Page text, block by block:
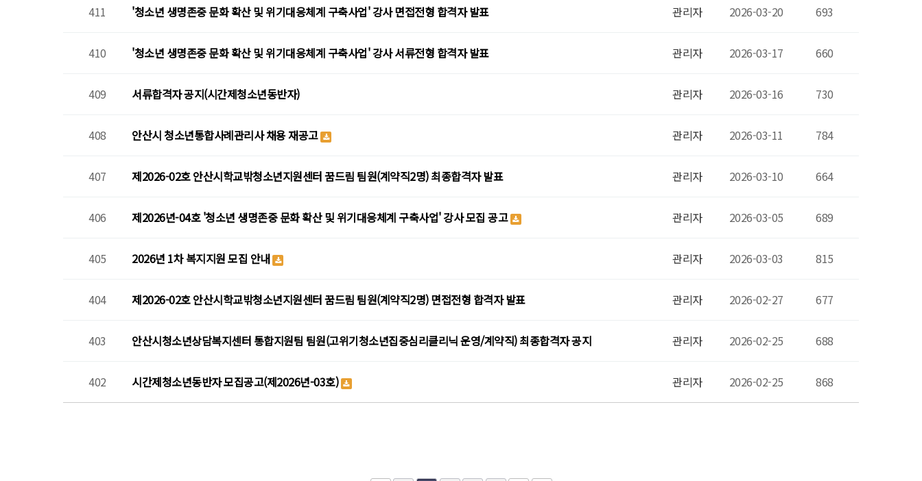
411 '청소년 생명존중 문화 확산 및 위기대응체계 구축사업' 강사 면접전형 합격자 발표 관리자 2026-03-20 693
410 '청소년 생명존중 문화 확산 및 위기대응체계 구축사업' 강사 서류전형 합격자 발표 관리자 2026-03-17 660
409 서류합격자 공지(시간제청소년동반자) 관리자 2026-03-16 730
408 안산시 청소년통합사례관리사 채용 재공고 관리자 2026-03-11 784
407 제2026-02호 안산시학교밖청소년지원센터 꿈드림 팀원(계약직2명) 최종합격자 발표 관리자 2026-03-10 664
406 제2026년-04호 '청소년 생명존중 문화 확산 및 위기대응체계 구축사업' 강사 모집 공고 관리자 2026-03-05 689
405 2026년 1차 복지지원 모집 안내 관리자 2026-03-03 815
404 제2026-02호 안산시학교밖청소년지원센터 꿈드림 팀원(계약직2명) 면접전형 합격자 발표 관리자 2026-02-27 677
403 안산시청소년상담복지센터 통합지원팀 팀원(고위기청소년집중심리클리닉 운영/계약직) 최종합격자 공지 관리자 2026-02-25 688
402 시간제청소년동반자 모집공고(제2026년-03호) 관리자 2026-02-25 868